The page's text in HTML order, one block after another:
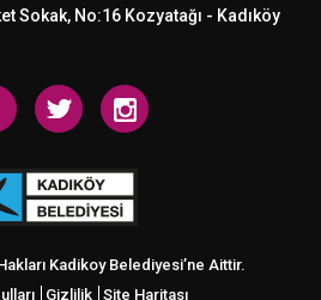
Sokak, No:16 Kozyatağı - Kadıköy
Kadikoy Belediyesi’ne Aittir.
Gizlilik Site Haritası